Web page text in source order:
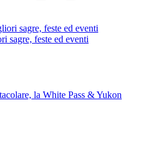
sagre, feste ed eventi
la White Pass & Yukon